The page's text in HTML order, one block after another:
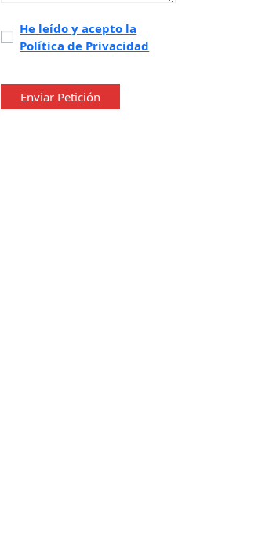
Política
de
He leído y acepto la
Política de Privacidad
Enviar Petición